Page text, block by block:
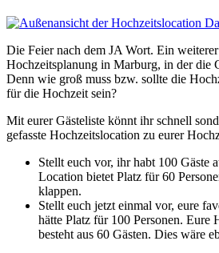
Die Feier nach dem JA Wort. Ein
Hochzeitsplanung in Marburg, in der die
Denn wie groß muss bzw. sollte die
für die Hochzeit sein?
Mit eurer Gästeliste könnt ihr schnell
gefasste Hochzeitslocation zu eurer
Stellt euch vor, ihr habt 100 Gäste
Location bietet Platz für 60
klappen.
Stellt euch jetzt einmal vor, eure
hätte Platz für 100 Personen. Eure
besteht aus 60 Gästen. Dies wäre